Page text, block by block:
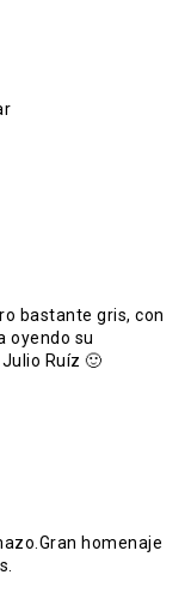
bastante gris, con
oyendo su
Ruíz 🙂
homenaje